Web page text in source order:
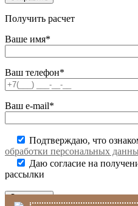
Получить расчет
Ваше имя*
Ваш телефон*
Ваш e-mail*
Подтверждаю, что
обработки персональных
Даю согласие на
рассылки